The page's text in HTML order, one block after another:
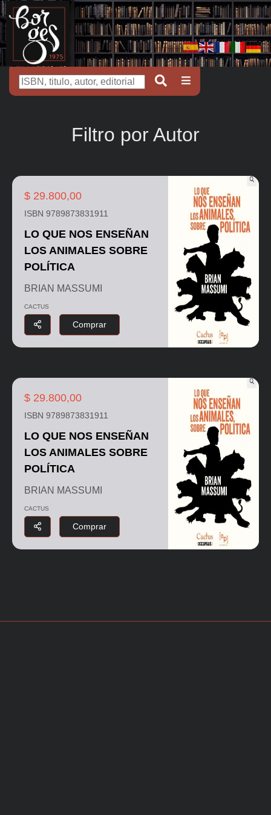
Filtro por Autor
$ 29.800,00
ISBN 9789873831911
LO QUE NOS ENSEÑAN
LOS ANIMALES SOBRE
POLÍTICA
BRIAN MASSUMI
CACTUS
Comprar
$ 29.800,00
ISBN 9789873831911
LO QUE NOS ENSEÑAN
LOS ANIMALES SOBRE
POLÍTICA
BRIAN MASSUMI
CACTUS
Comprar